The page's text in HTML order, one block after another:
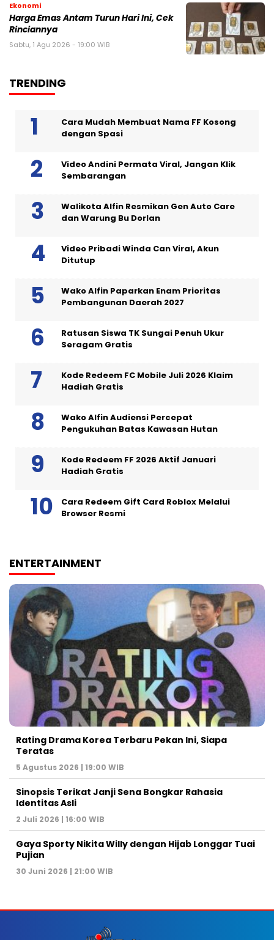
Ekonomi
Harga Emas Antam Turun Hari Ini, Cek
Rinciannya
Sabtu, 1 Agu 2026 - 19:00 WIB
TRENDING
Cara Mudah Membuat Nama FF Kosong
dengan Spasi
Video Andini Permata Viral, Jangan Klik
Sembarangan
Walikota Alfin Resmikan Gen Auto Care
dan Warung Bu Dorlan
Video Pribadi Winda Can Viral, Akun
Ditutup
Wako Alfin Paparkan Enam Prioritas
Pembangunan Daerah 2027
Ratusan Siswa TK Sungai Penuh Ukur
Seragam Gratis
Kode Redeem FC Mobile Juli 2026 Klaim
Hadiah Gratis
Wako Alfin Audiensi Percepat
Pengukuhan Batas Kawasan Hutan
Kode Redeem FF 2026 Aktif Januari
Hadiah Gratis
Cara Redeem Gift Card Roblox Melalui
Browser Resmi
ENTERTAINMENT
Rating Drama Korea Terbaru Pekan Ini, Siapa
Teratas
5 Agustus 2026 | 19:00 WIB
Sinopsis Terikat Janji Sena Bongkar Rahasia
Identitas Asli
2 Juli 2026 | 16:00 WIB
Gaya Sporty Nikita Willy dengan Hijab Longgar Tuai
Pujian
30 Juni 2026 | 21:00 WIB